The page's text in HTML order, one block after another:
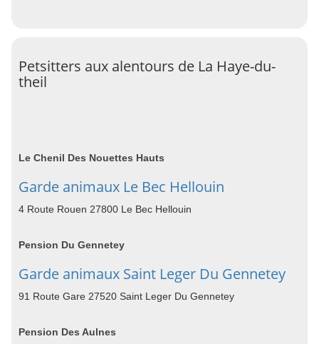
Petsitters aux alentours de La Haye-du-
theil
Le Chenil Des Nouettes Hauts
Garde animaux Le Bec Hellouin
4 Route Rouen 27800 Le Bec Hellouin
Pension Du Gennetey
Garde animaux Saint Leger Du Gennetey
91 Route Gare 27520 Saint Leger Du Gennetey
Pension Des Aulnes